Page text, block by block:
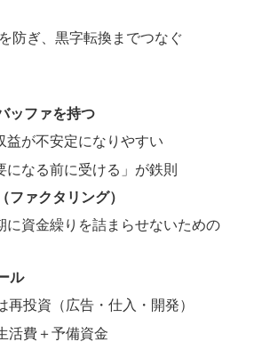
防ぎ、黒字転換までつなぐ
ッファを持つ
益が不安定になりやすい
になる前に受ける」が鉄則
ファクタリング）
に資金繰りを詰まらせないための
ル
再投資（広告・仕入・開発）
活費＋予備資金